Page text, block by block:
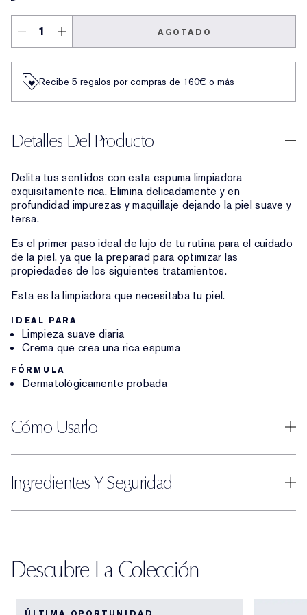
AGOTADO
Recibe 5 regalos por compras de 160€ o más
Detalles Del Producto
Delita tus sentidos con esta espuma limpiadora
exquisitamente rica. Elimina delicadamente y en
profundidad impurezas y maquillaje dejando la piel suave y
tersa.
Es el primer paso ideal de lujo de tu rutina para el cuidado
de la piel, ya que la preparad para optimizar las
propiedades de los siguientes tratamientos.
Esta es la limpiadora que necesitaba tu piel.
IDEAL PARA
Limpieza suave diaria
Crema que crea una rica espuma
FÓRMULA
Dermatológicamente probada
Cómo Usarlo
Ingredientes Y Seguridad
Descubre La Colección